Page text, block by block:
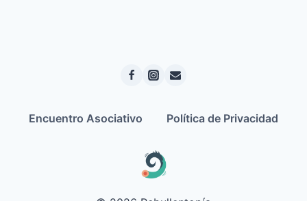
Encuentro Asociativo Política de Privacidad